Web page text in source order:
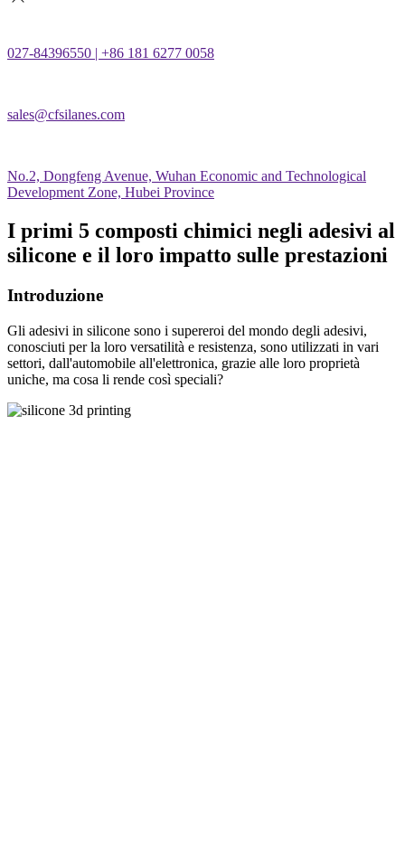
027-84396550 | +86 181 6277 0058
sales@cfsilanes.com
No.2, Dongfeng Avenue, Wuhan Economic and Technological
Development Zone, Hubei Province
I primi 5 composti chimici negli adesivi al
silicone e il loro impatto sulle prestazioni
Introduzione
Gli adesivi in silicone sono i supereroi del mondo degli adesivi,
conosciuti per la loro versatilità e resistenza, sono utilizzati in vari
settori, dall'automobile all'elettronica, grazie alle loro proprietà
uniche, ma cosa li rende così speciali?